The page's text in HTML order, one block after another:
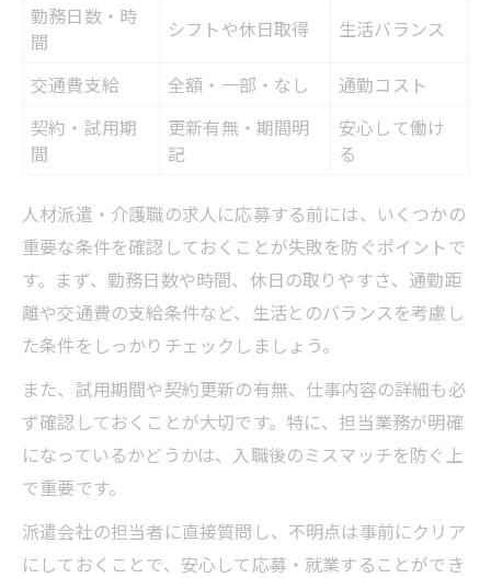
勤務日数・時
間
シフトや休日取得 生活バランス
交通費支給 全額・一部・なし
通勤コスト
契約・試用期
間
更新有無・期間明
記
安心して働け
る
人材派遣・介護職の求人に応募する前には、いくつかの
重要な条件を確認しておくことが失敗を防ぐポイントで
す。まず、勤務日数や時間、休日の取りやすさ、通勤距
離や交通費の支給条件など、生活とのバランスを考慮し
た条件をしっかりチェックしましょう。
また、試用期間や契約更新の有無、仕事内容の詳細も必
ず確認しておくことが大切です。特に、担当業務が明確
になっているかどうかは、入職後のミスマッチを防ぐ上
で重要です。
派遣会社の担当者に直接質問し、不明点は事前にクリア
にしておくことで、安心して応募・就業することができ